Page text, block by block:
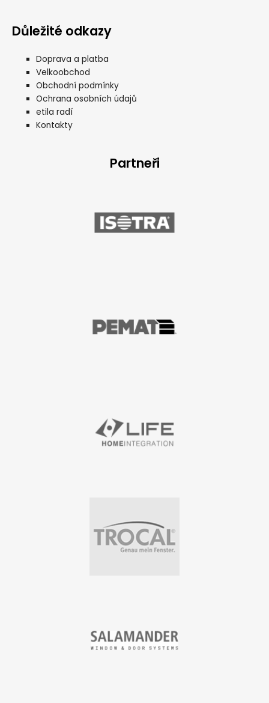
Důležité odkazy
Doprava a platba
Velkoobchod
Obchodní podmínky
Ochrana osobních údajů
etila radí
Kontakty
Partneři